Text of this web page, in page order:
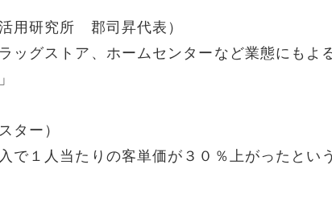
用研究所 郡司昇代表）
ッグストア、ホームセンターなど業態にもよ
ター）
で１人当たりの客単価が３０％上がったとい